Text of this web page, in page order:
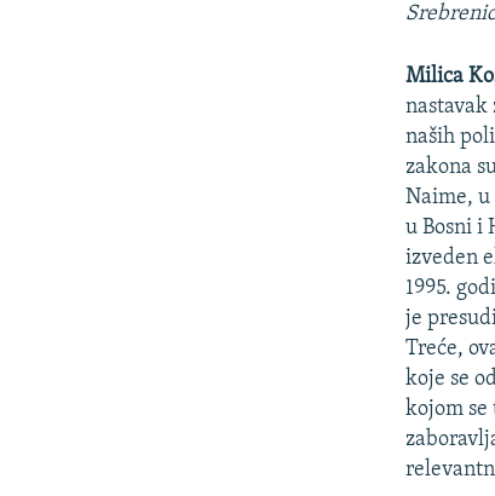
Milica
nastavak
naših
zakona
Naime,
u Bosni i
izveden
1995.
je
Treće,
koje se
kojom